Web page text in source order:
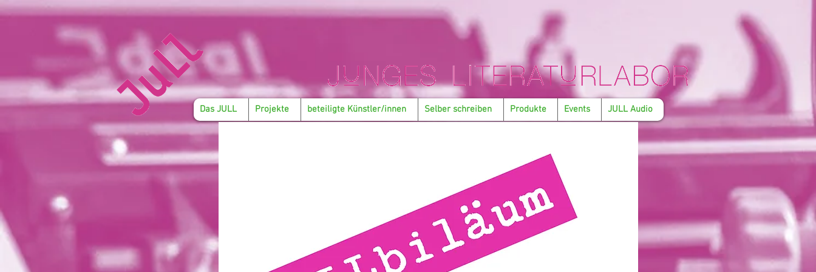
Das JULL Projekte beteiligte Künstler/innen Selber schreiben Produkte Events JULL Audio